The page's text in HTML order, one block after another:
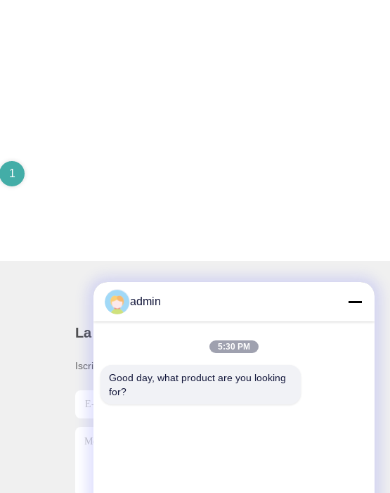
1
La nostra newsletter
Iscriviti alla nostra newsletter per sconti e altro.
admin
5:30 PM
Good day, what product are you looking
for?